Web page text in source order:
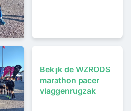
Bekijk de WZRODS
marathon pacer
vlaggenrugzak